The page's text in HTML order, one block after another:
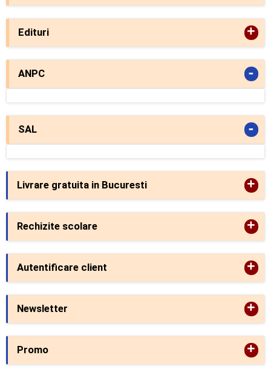
Edituri +
ANPC -
SAL -
Livrare gratuita in Bucuresti +
Rechizite scolare +
Autentificare client +
Newsletter +
Promo +